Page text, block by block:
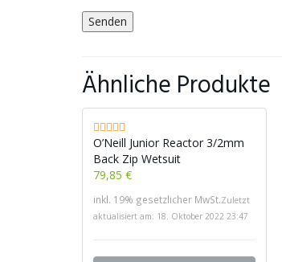
Ähnliche Produkte
O’Neill Junior Reactor 3/2mm
Back Zip Wetsuit
79,85 €
inkl. 19% gesetzlicher MwSt.Zuletzt
aktualisiert am: 18. Oktober 2022 23:47